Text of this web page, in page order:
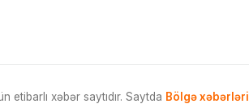
xəbər saytıdır. Saytda Bölgə xəbərləri